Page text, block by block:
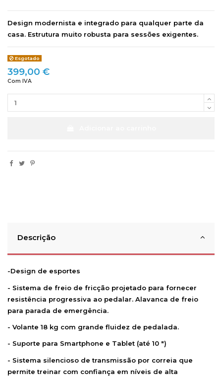
Design modernista e integrado para qualquer parte da
casa. Estrutura muito robusta para sessões exigentes.
Esgotado
399,00 €
Com IVA
Descrição
-Design de esportes
- Sistema de freio de fricção projetado para fornecer
resistência progressiva ao pedalar. Alavanca de freio
para parada de emergência.
- Volante 18 kg com grande fluidez de pedalada.
- Suporte para Smartphone e Tablet (até 10 ")
- Sistema silencioso de transmissão por correia que
permite treinar com confiança em níveis de alta